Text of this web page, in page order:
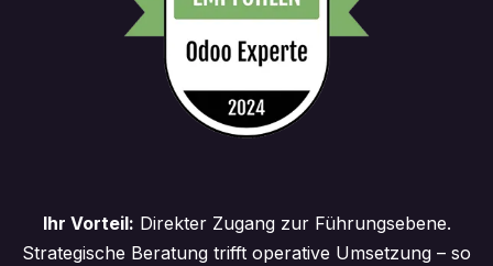
Ihr Vorteil: Direkter Zugang zur Führungsebene.
Strategische Beratung trifft operative Umsetzung – so